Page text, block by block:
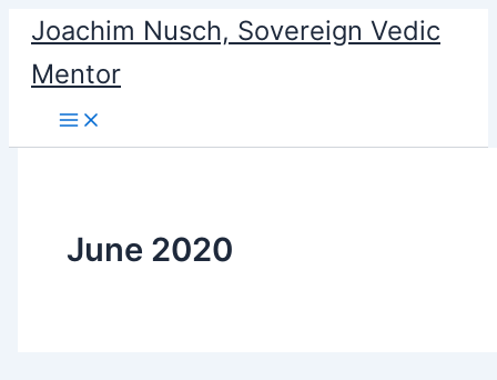
content
Joachim Nusch, Sovereign Vedic
Mentor
June 2020